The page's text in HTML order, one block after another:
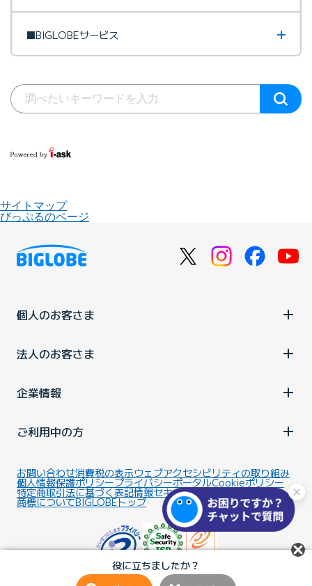
役に立ちましたか？
■BIGLOBEサービス
サイトマップ
びっぷるのページ
個人のお客さま
法人のお客さま
企業情報
ご利用中の方
お問い合わせ消費税の表示ウェブアクセシビリティの取り組み
個人情報保護ポリシープライバシーポータルCookieポリシー
特定商取引法に基づく表記情報セキュリティ基本方針
商標についてBIGLOBEトップ